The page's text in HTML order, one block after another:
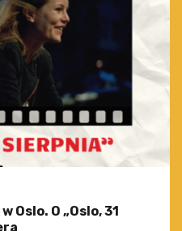
Oslo. O „Oslo, 31